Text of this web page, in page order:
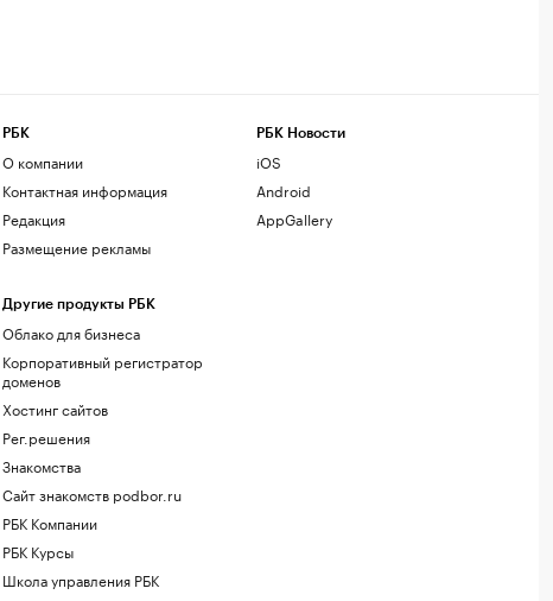
РБК
О компании
Контактная информация
Редакция
Размещение рекламы
Другие продукты РБК
Облако для бизнеса
Корпоративный регистратор
доменов
Хостинг сайтов
Рег.решения
Знакомства
Сайт знакомств podbor.ru
РБК Компании
РБК Курсы
Школа управления РБК
РБК Новости
iOS
Android
AppGallery